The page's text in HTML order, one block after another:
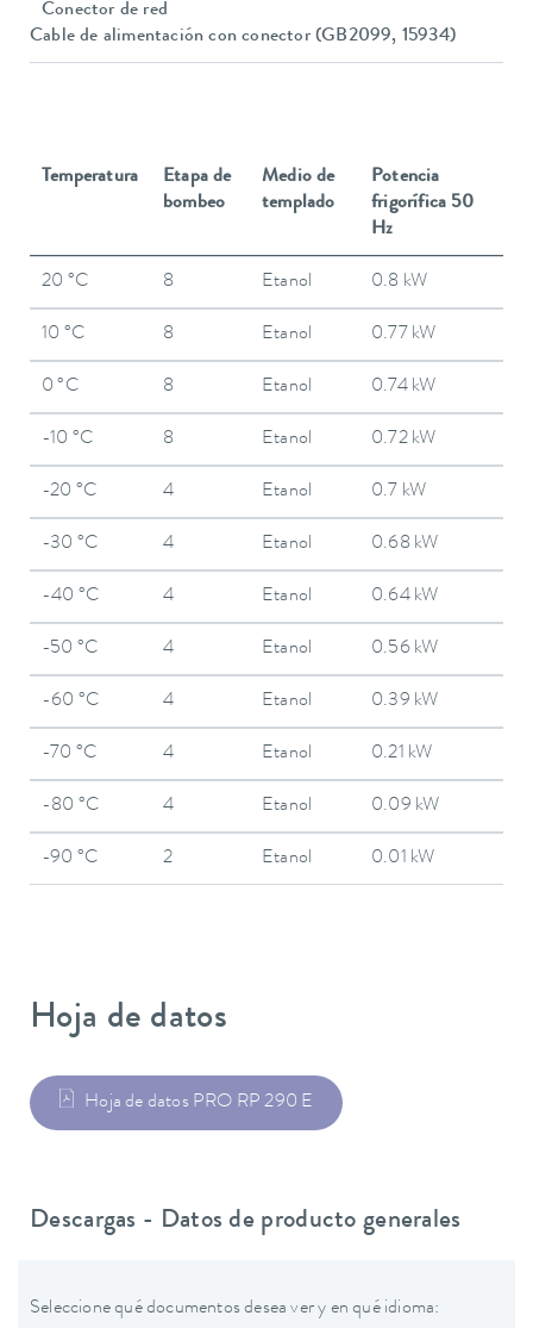
Conector de red
Cable de alimentación con conector (GB2099, 15934)
Temperatura
Etapa de
bombeo
Medio de
templado
Potencia
frigorífica 50
Hz
20 °C 8 Etanol 0.8 kW
10 °C 8 Etanol 0.77 kW
0 °C 8 Etanol 0.74 kW
-10 °C 8 Etanol 0.72 kW
-20 °C 4 Etanol 0.7 kW
-30 °C 4 Etanol 0.68 kW
-40 °C 4 Etanol 0.64 kW
-50 °C 4 Etanol 0.56 kW
-60 °C 4 Etanol 0.39 kW
-70 °C 4 Etanol 0.21 kW
-80 °C 4 Etanol 0.09 kW
-90 °C 2 Etanol 0.01 kW
Hoja de datos
Hoja de datos PRO RP 290 E
Descargas - Datos de producto generales
Seleccione qué documentos desea ver y en qué idioma: